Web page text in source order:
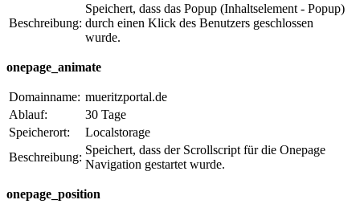
Beschreibung:
Speichert, dass das Popup (Inhaltselement - Popup)
durch einen Klick des Benutzers geschlossen
wurde.
onepage_animate
Domainname: mueritzportal.de
Ablauf:
30 Tage
Speicherort:
Localstorage
Beschreibung:
Speichert, dass der Scrollscript für die Onepage
Navigation gestartet wurde.
onepage_position